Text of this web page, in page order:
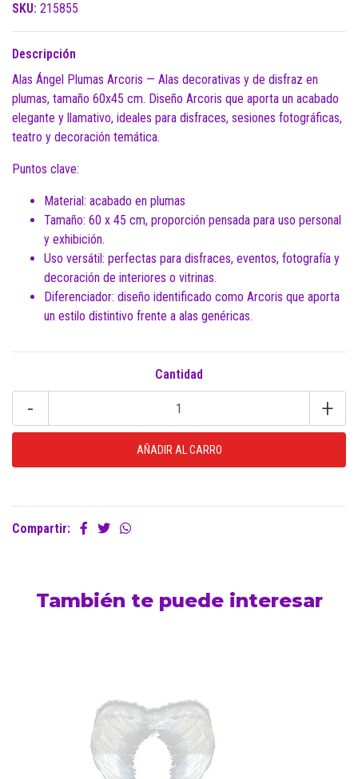
SKU: 215855
Descripción
Alas Ángel Plumas Arcoris — Alas decorativas y de disfraz en
plumas, tamaño 60x45 cm. Diseño Arcoris que aporta un acabado
elegante y llamativo, ideales para disfraces, sesiones fotográficas,
teatro y decoración temática.
Puntos clave:
Material: acabado en plumas
Tamaño: 60 x 45 cm, proporción pensada para uso personal
y exhibición.
Uso versátil: perfectas para disfraces, eventos, fotografía y
decoración de interiores o vitrinas.
Diferenciador: diseño identificado como Arcoris que aporta
un estilo distintivo frente a alas genéricas.
Cantidad
- +
Compartir:
También te puede interesar